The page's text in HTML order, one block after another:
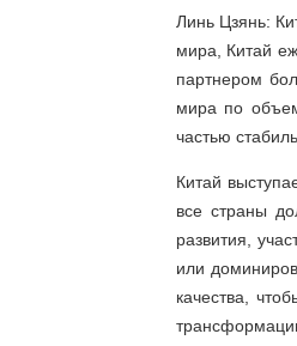
Линь Цзянь:
мира, Китай
партнером
мира по
частью
Китай
все страны
развития,
или
качества,